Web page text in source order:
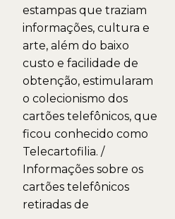
estampas que traziam
informações, cultura e
arte, além do baixo
custo e facilidade de
obtenção, estimularam
o colecionismo dos
cartões telefônicos, que
ficou conhecido como
Telecartofilia. /
Informações sobre os
cartões telefônicos
retiradas de